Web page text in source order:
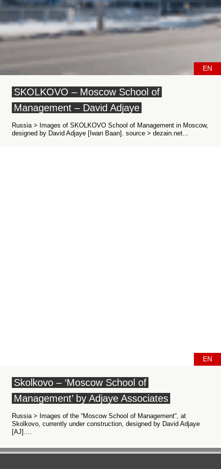
EN
SKOLKOVO – Moscow School of
Management – David Adjaye
Russia > Images of SKOLKOVO School of Management in Moscow,
designed by David Adjaye [Iwan Baan]. source > dezain.net...
EN
Skolkovo – ‘Moscow School of
Management’ by Adjaye Associates
Russia > Images of the “Moscow School of Management“, at
Skolkovo, currently under construction, designed by David Adjaye
[AJ]....